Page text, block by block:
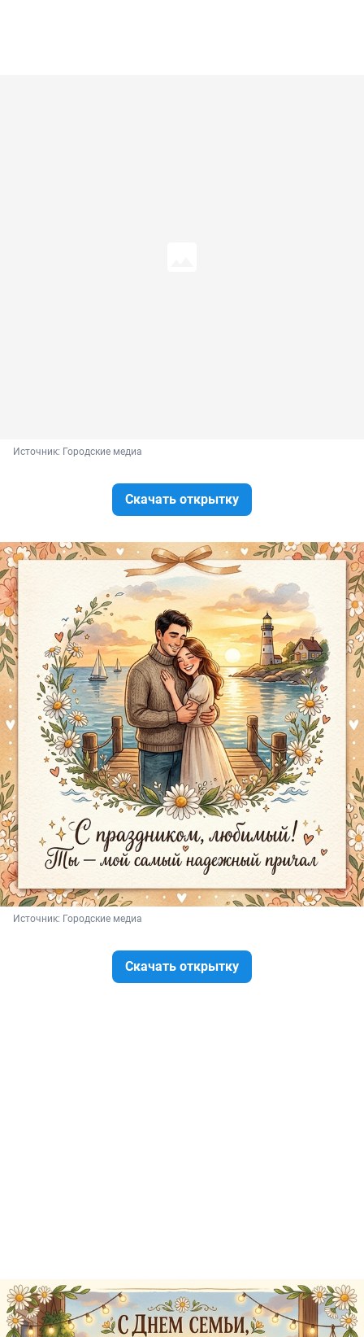
Источник: Городские медиа
Скачать открытку
Источник: Городские медиа
Скачать открытку